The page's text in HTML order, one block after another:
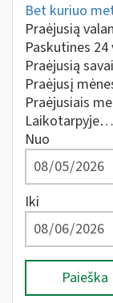
Bet kuriuo
Praėjusią
Paskutines 24
Praėjusią
Praėjusį
Praėjusiais
Laikotarpyje…
Nuo
Iki
Paieška